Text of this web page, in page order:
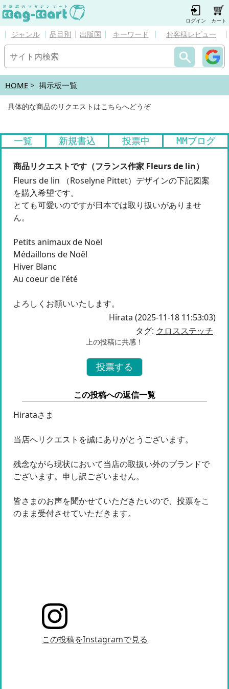
ログイン カート
ジャンル 品目別 出版国 キーワード お客様レビュー
HOME > 掲示板一覧
具体的な商品のリクエストはこちらへどうぞ
一覧 新規書込 投票中 MMブログ
商品リクエストです（フランス作家 Fleurs de lin）
Fleurs de lin （Roselyne Pittet）デザインの下記図案
を購入希望です。
とても可愛いのですが日本では取り扱いがありませ
ん。
Petits animaux de Noël
Médaillons de Noël
Hiver Blanc
Au coeur de l'été
よろしくお願いいたします。
Hirata (2025-11-18 11:53:03)
タグ: クロスステッチ
上の投稿に共感！
この投稿への返信一覧
Hirataさま
当店へリクエストを誠にありがとうございます。
残念ながら現状において当店の取扱い外のブランドで
ございます。申し訳ございません。
皆さまのお声を聞かせていただきたいので、投票をこ
のまま受付させていただきます。
この投稿をInstagramで見る